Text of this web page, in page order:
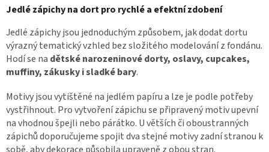
l
d
a
c
í
p
v
k
y
v
Jedlé zápichy na dort pro rychlé a efektní zdobení
Jedlé zápichy jsou jednoduchým způsobem, jak dodat dortu
výrazný tematický vzhled bez složitého modelování z fondánu.
Hodí se na dětské narozeninové dorty, oslavy, cupcakes,
muffiny, zákusky i sladké bary.
Motivy jsou vytištěné na jedlém papíru a lze je podle potřeby
vystřihnout. Pro vytvoření zápichu se připravený motiv upevní
na vhodnou špejli nebo párátko. U větších či oboustranných
zápichů doporučujeme spojit dva stejné motivy zadní stranou k